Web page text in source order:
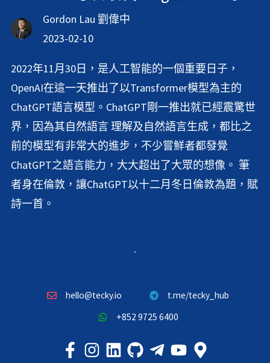
Gordon Lau 劉偉中
2023-02-10
2022年11月30日，是人工智能的一個重要日子，
OpenAI在這一天推出了以Transformer模型為主的
ChatGPT語言模型。ChatGPT剛一推出就已經震驚世
界，因為其自然語言 理解及自然語言生成，都比之
前的模型有非常大的進步，不少嘗鮮者都發覺
ChatGPT之語言能力，大大超出了大眾的想像。 筆
者身在倫敦，讓ChatGPT以十二月冬日倫敦為題，賦
詩一首。
hello@tecky.io
t.me/tecky_hub
+852 9725 6400